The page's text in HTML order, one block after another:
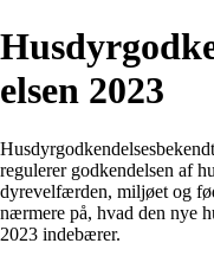
elsen 2023
regulerer godkendelsen af
dyrevelfærden, miljøet og
nærmere på, hvad den nye
2023 indebærer.